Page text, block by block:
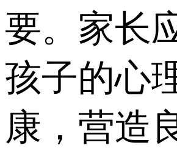
要。家长
孩子的心
康，营造